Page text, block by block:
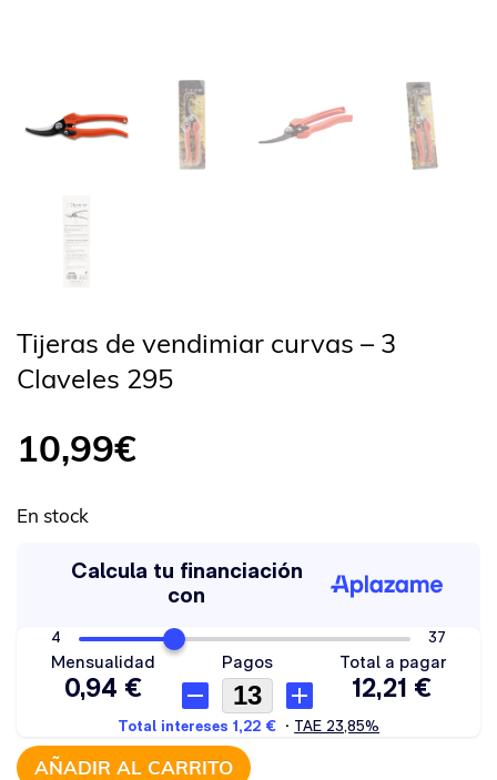
Tijeras de vendimiar curvas – 3
Claveles 295
10,99€
En stock
AÑADIR AL CARRITO